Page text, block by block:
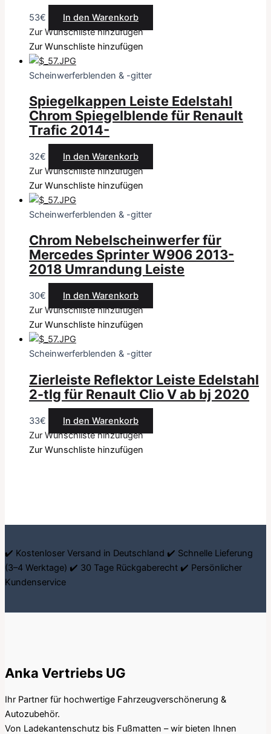
53€
In den Warenkorb
Zur Wunschliste hinzufügen
Zur Wunschliste hinzufügen
Scheinwerferblenden & -gitter
Spiegelkappen Leiste Edelstahl
Chrom Spiegelblende für Renault
Trafic 2014-
32€
In den Warenkorb
Zur Wunschliste hinzufügen
Zur Wunschliste hinzufügen
Scheinwerferblenden & -gitter
Chrom Nebelscheinwerfer für
Mercedes Sprinter W906 2013-
2018 Umrandung Leiste
30€
In den Warenkorb
Zur Wunschliste hinzufügen
Zur Wunschliste hinzufügen
Scheinwerferblenden & -gitter
Zierleiste Reflektor Leiste Edelstahl
2-tlg für Renault Clio V ab bj 2020
33€
In den Warenkorb
Zur Wunschliste hinzufügen
Zur Wunschliste hinzufügen
✔️ Kostenloser Versand in Deutschland ✔️ Schnelle Lieferung
(3–4 Werktage) ✔️ 30 Tage Rückgaberecht ✔️ Persönlicher
Kundenservice
Anka Vertriebs UG
Ihr Partner für hochwertige Fahrzeugverschönerung &
Autozubehör.
Von Ladekantenschutz bis Fußmatten – wir bieten Ihnen